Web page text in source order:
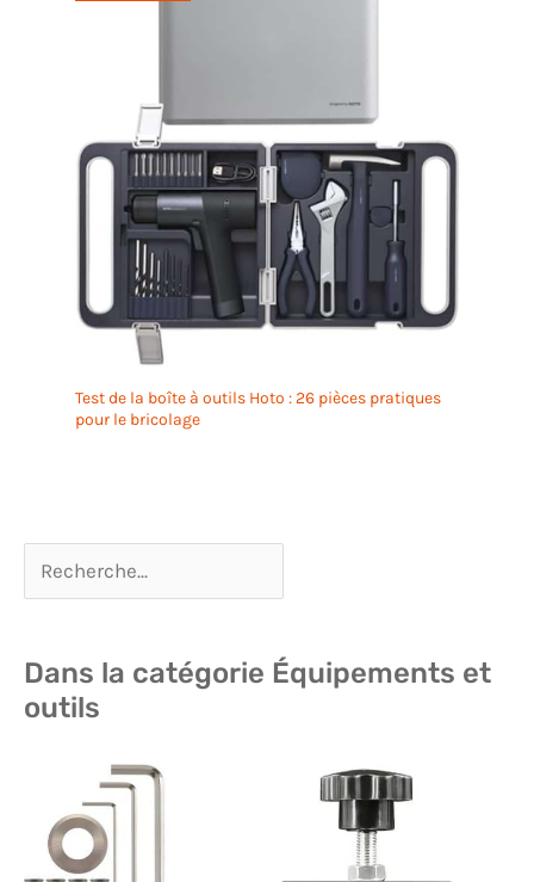
Test de la boîte à outils Hoto : 26 pièces pratiques
pour le bricolage
Dans la catégorie Équipements et
outils